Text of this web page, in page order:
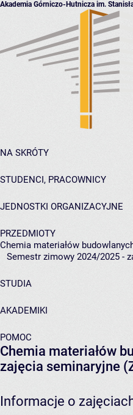
Akademia Górniczo-Hutnicza im.
NA SKRÓTY
STUDENCI, PRACOWNICY
JEDNOSTKI ORGANIZACYJNE
PRZEDMIOTY
Chemia materiałów
Semestr zimowy 2024/2025 -
STUDIA
AKADEMIKI
POMOC
Chemia materiałów
zajęcia seminaryjne
Informacje o